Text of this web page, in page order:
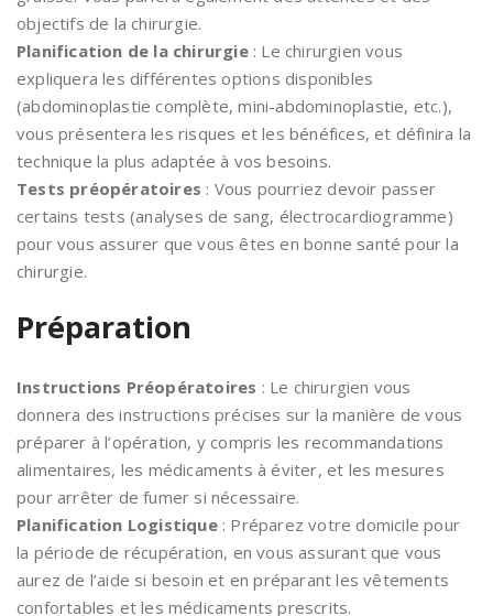
objectifs de la chirurgie.
Planification de la chirurgie : Le chirurgien vous
expliquera les différentes options disponibles
(abdominoplastie complète, mini-abdominoplastie, etc.),
vous présentera les risques et les bénéfices, et définira la
technique la plus adaptée à vos besoins.
Tests préopératoires : Vous pourriez devoir passer
certains tests (analyses de sang, électrocardiogramme)
pour vous assurer que vous êtes en bonne santé pour la
chirurgie.
Préparation
Instructions Préopératoires : Le chirurgien vous
donnera des instructions précises sur la manière de vous
préparer à l’opération, y compris les recommandations
alimentaires, les médicaments à éviter, et les mesures
pour arrêter de fumer si nécessaire.
Planification Logistique: Préparez votre domicile pour
la période de récupération, en vous assurant que vous
aurez de l’aide si besoin et en préparant les vêtements
confortables et les médicaments prescrits.